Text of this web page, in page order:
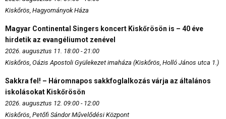
Kiskőrös, Hagyományok Háza
Magyar Continental Singers koncert Kiskőrösön is – 40 éve
hirdetik az evangéliumot zenével
2026. augusztus 11. 18:00 - 21:00
Kiskőrös, Oázis Apostoli Gyülekezet imaháza (Kiskőrös, Holló János utca 1.)
Sakkra fel! – Háromnapos sakkfoglalkozás várja az általános
iskolásokat Kiskőrösön
2026. augusztus 12. 09:00 - 12:00
Kiskőrös, Petőfi Sándor Művelődési Központ